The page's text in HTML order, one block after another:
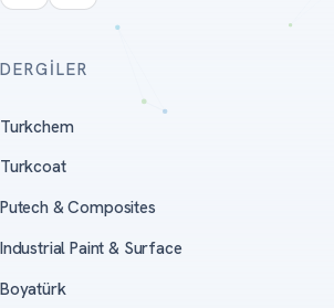
DERGILER
Turkchem
Turkcoat
Putech & Composites
Industrial Paint & Surface
Boyatürk